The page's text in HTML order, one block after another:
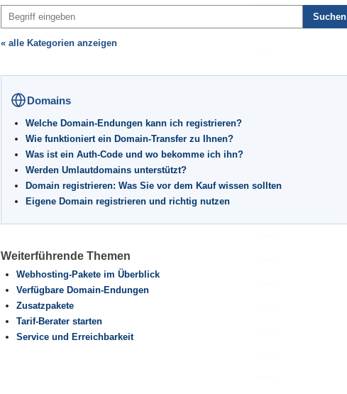
Suchen
« alle Kategorien anzeigen
Domains
Welche Domain-Endungen kann ich registrieren?
Wie funktioniert ein Domain-Transfer zu Ihnen?
Was ist ein Auth-Code und wo bekomme ich ihn?
Werden Umlautdomains unterstützt?
Domain registrieren: Was Sie vor dem Kauf wissen sollten
Eigene Domain registrieren und richtig nutzen
Weiterführende Themen
Webhosting-Pakete im Überblick
Verfügbare Domain-Endungen
Zusatzpakete
Tarif-Berater starten
Service und Erreichbarkeit